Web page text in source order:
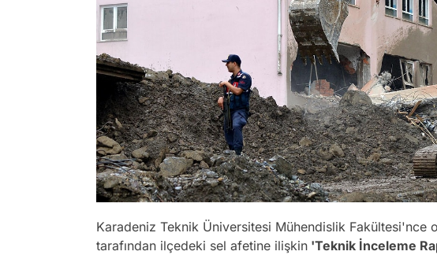
Karadeniz Teknik Üniversitesi Mühendislik Fakültesi'nce
tarafından ilçedeki sel afetine ilişkin 'Teknik İnceleme